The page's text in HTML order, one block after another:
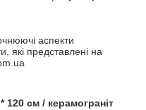
аспекти
які представлені на
120 см / керамограніт